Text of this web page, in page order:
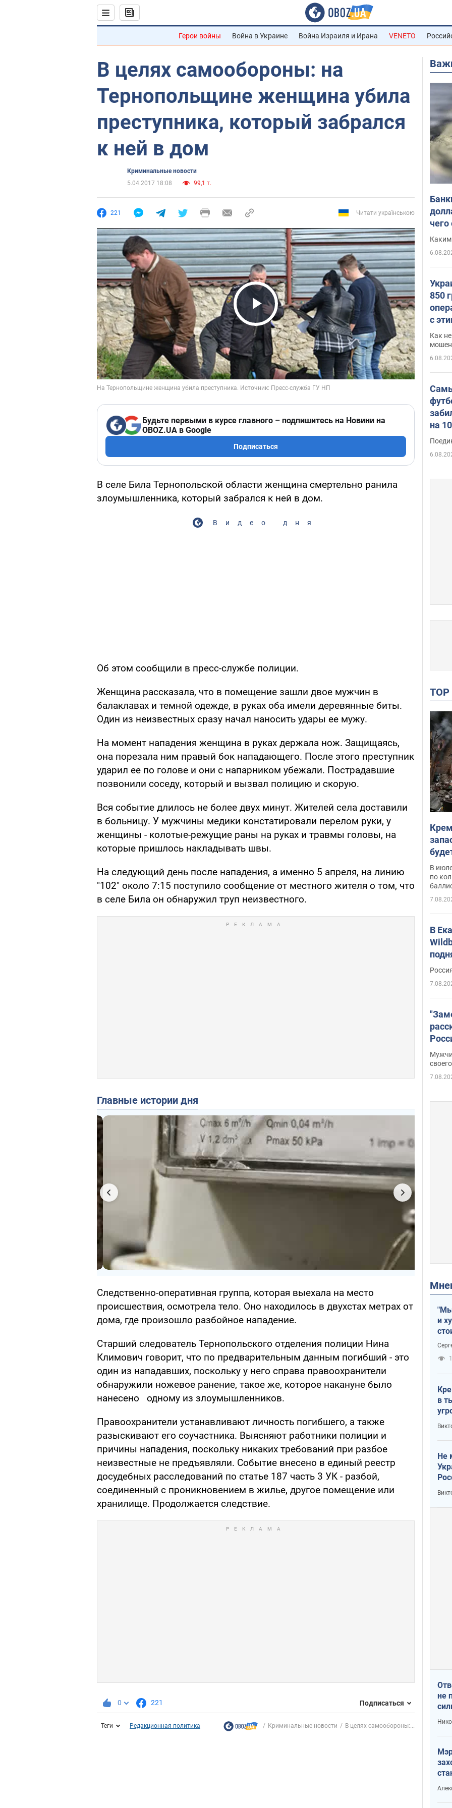
Герои войны Война в Украине Война Израиля и Ирана VENETO
В целях самообороны: на
Тернопольщине женщина убила
преступника, который забрался
к ней в дом
Криминальные новости
5.04.2017 18:08
99,1 т.
221 Читати українською
Play Video
Будьте первыми в курсе главного – подпишитесь на Новини на
OBOZ.UA в Google
Подписаться
В селе Била Тернопольской области женщина смертельно ранила
злоумышленника, который забрался к ней в дом.
Видео дня
Об этом сообщили в пресс-службе полиции.
Женщина рассказала, что в помещение зашли двое мужчин в
балаклавах и темной одежде, в руках оба имели деревянные биты.
Один из неизвестных сразу начал наносить удары ее мужу.
На момент нападения женщина в руках держала нож. Защищаясь,
она порезала ним правый бок нападающего. После этого преступник
ударил ее по голове и они с напарником убежали. Пострадавшие
позвонили соседу, который и вызвал полицию и скорую.
Вся событие длилось не более двух минут. Жителей села доставили
в больницу. У мужчины медики констатировали перелом руки, у
женщины - колотые-режущие раны на руках и травмы головы, на
которые пришлось накладывать швы.
На следующий день после нападения, а именно 5 апреля, на линию
"102" около 7:15 поступило сообщение от местного жителя о том, что
в селе Била он обнаружил труп неизвестного.
Главные истории дня
Следственно-оперативная группа, которая выехала на место
происшествия, осмотрела тело. Оно находилось в двухстах метрах от
дома, где произошло разбойное нападение.
Старший следователь Тернопольского отделения полиции Нина
Климович говорит, что по предварительным данным погибший - это
один из нападавших, поскольку у него справа правоохранители
обнаружили ножевое ранение, такое же, которое накануне было
нанесено одному из злоумышленников.
Правоохранители устанавливают личность погибшего, а также
разыскивают его соучастника. Выясняют работники полиции и
причины нападения, поскольку никаких требований при разбое
неизвестные не предъявляли. Событие внесено в единый реестр
досудебных расследований по статье 187 часть 3 УК - разбой,
соединенный с проникновением в жилье, другое помещение или
хранилище. Продолжается следствие.
0 221 Подписаться
Теги Редакционная политика Криминальные новости В целях самообороны:...
Каким
850
с
Как
на
В
по
В
Фото
и
в
Не
не
и